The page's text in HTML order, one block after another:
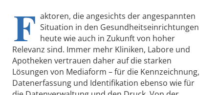
F aktoren, die angesichts der angespannten
Situation in den Gesundheitseinrichtungen
heute wie auch in Zukunft von hoher
Relevanz sind. Immer mehr Kliniken, Labore und
Apotheken vertrauen daher auf die starken
Lösungen von Mediaform – für die Kennzeichnung,
Datenerfassung und Identifikation ebenso wie für